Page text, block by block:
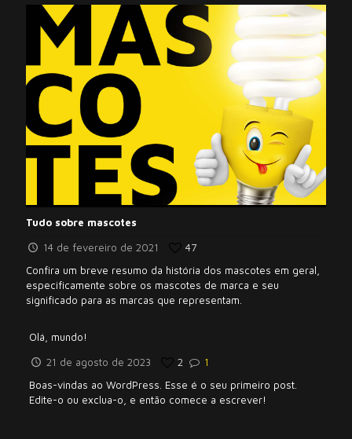
Tudo sobre mascotes
14 de fevereiro de 2021
47
Confira um breve resumo da história dos mascotes em geral,
especificamente sobre os mascotes de marca e seu
significado para as marcas que representam.
Olá, mundo!
21 de agosto de 2023
1
2
Boas-vindas ao WordPress. Esse é o seu primeiro post.
Edite-o ou exclua-o, e então comece a escrever!